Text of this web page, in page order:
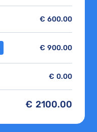
€ 600.00
€ 900.00
€ 0.00
€ 2100.00